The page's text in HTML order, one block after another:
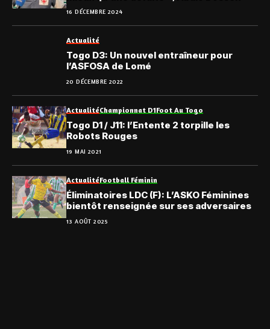
16 DÉCEMBRE 2024
Actualité
Togo D3: Un nouvel entraîneur pour
l’ASFOSA de Lomé
20 DÉCEMBRE 2022
ActualitéChampionnat D1Foot Au Togo
Togo D1 / J11: l’Entente 2 torpille les
Robots Rouges
19 MAI 2021
ActualitéFootball Féminin
Éliminatoires LDC (F): L’ASKO Féminines
bientôt renseignée sur ses adversaires
13 AOÛT 2025